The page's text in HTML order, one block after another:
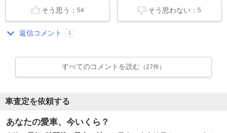
そう思わない：5
そう思う：54
返信コメント 1
すべてのコメントを読む （27件）
車査定を依頼する
あなたの愛車、今いくら？